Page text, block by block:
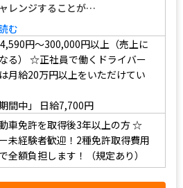
レンジすることが…
む
円～300,000円以上（売上に
る）
☆正社員で働くドライバー
月給20万円以上をいただけてい
間中」
日給7,700円
車免許を取得後3年以上の方☆
未経験者歓迎！2種免許取得費用
全額負担します！（規定あり）